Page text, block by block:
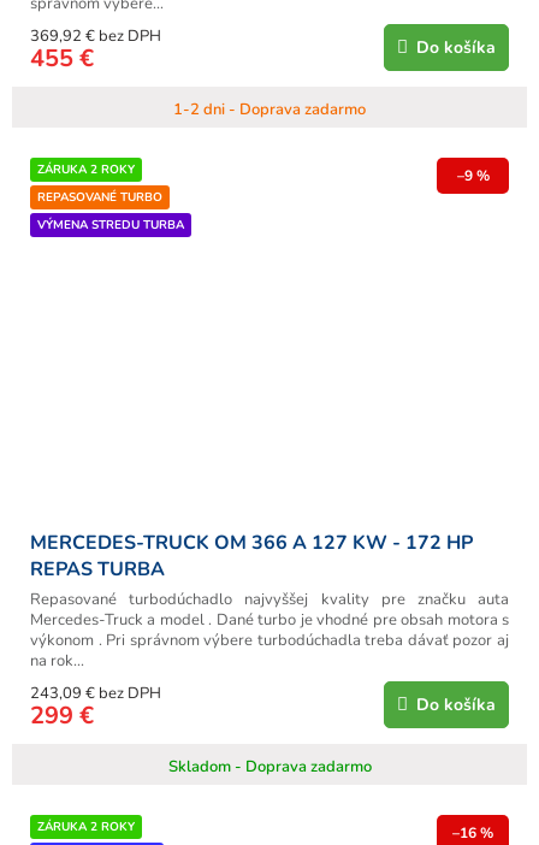
1-2 dni - Doprava zadarmo
369,92 € bez DPH
455 € Do košíka
ZÁRUKA 2 ROKY
REPASOVANÉ TURBO
VÝMENA STREDU TURBA
–9 %
MERCEDES-TRUCK OM 366 A 127 KW - 172 HP
REPAS TURBA
Skladom - Doprava zadarmo
243,09 € bez DPH
299 € Do košíka
Repasované turbodúchadlo najvyššej kvality pre značku auta
Mercedes-Truck a model . Dané turbo je vhodné pre obsah motora s
výkonom . Pri správnom výbere turbodúchadla treba dávať pozor aj
na rok...
ZÁRUKA 2 ROKY
–16 %